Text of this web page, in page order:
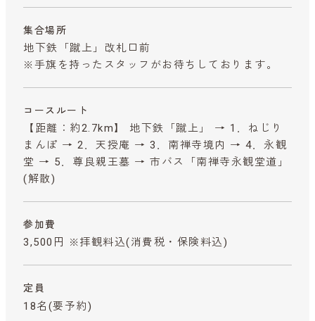
集合場所
地下鉄「蹴上」改札口前
※手旗を持ったスタッフがお待ちしております。
コースルート
【距離：約2.7km】 地下鉄「蹴上」 → 1．ねじり
まんぽ → 2．天授庵 → 3．南禅寺境内 → 4．永観
堂 → 5．尊良親王墓 → 市バス「南禅寺永観堂道」
(解散)
参加費
3,500円 ※拝観料込(消費税・保険料込)
定員
18名(要予約)